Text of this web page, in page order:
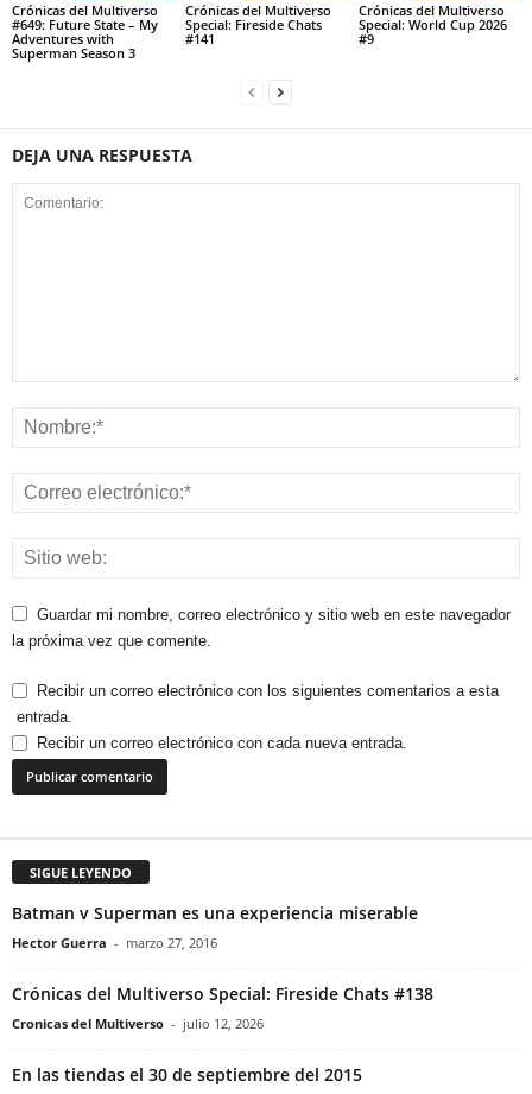
Crónicas del Multiverso
#649: Future State – My
Adventures with
Superman Season 3
Crónicas del Multiverso
Special: Fireside Chats
#141
Crónicas del Multiverso
Special: World Cup 2026
#9
DEJA UNA RESPUESTA
Guardar mi nombre, correo electrónico y sitio web en este navegador
la próxima vez que comente.
Recibir un correo electrónico con los siguientes comentarios a esta
entrada.
Recibir un correo electrónico con cada nueva entrada.
SIGUE LEYENDO
Batman v Superman es una experiencia miserable
Hector Guerra - marzo 27, 2016
Crónicas del Multiverso Special: Fireside Chats #138
Cronicas del Multiverso - julio 12, 2026
En las tiendas el 30 de septiembre del 2015